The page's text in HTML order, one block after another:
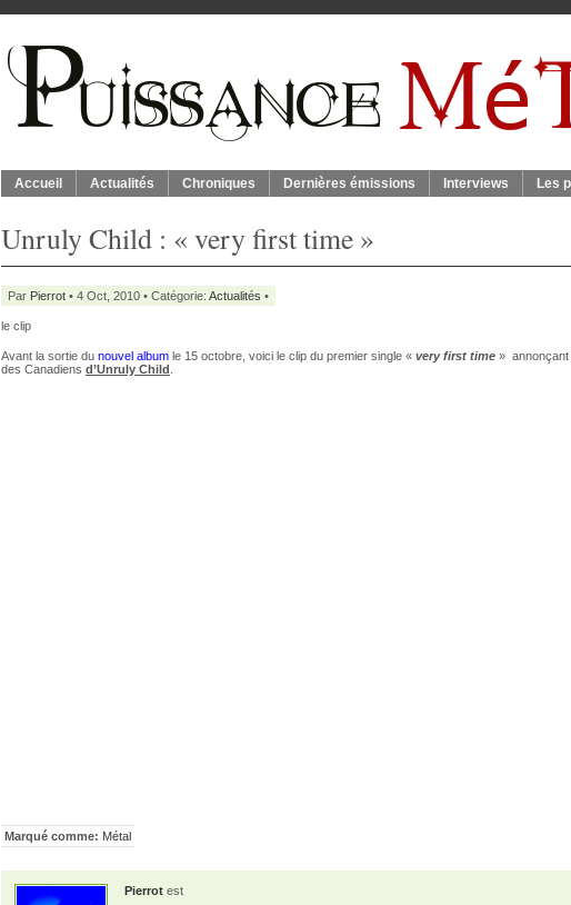
Accueil Actualités Chroniques Dernières émissions Interviews Les
Unruly Child : « very first time »
Par Pierrot • 4 Oct, 2010 • Catégorie: Actualités •
le clip
Avant la sortie du nouvel album le 15 octobre, voici le clip du premier single « very first time » annonçant
des Canadiens d’Unruly Child
Marqué comme: Métal
Pierrot est